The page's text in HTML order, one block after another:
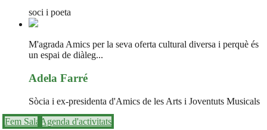
soci i poeta
M'agrada Amics per la seva oferta cultural diversa i perquè és
un espai de diàleg...
Adela Farré
Sòcia i ex-presidenta d'Amics de les Arts i Joventuts Musicals
Fem Sala Agenda d'activitats